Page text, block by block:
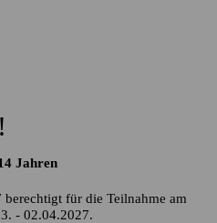
Jahren
für die Teilnahme am
- 02.04.2027.